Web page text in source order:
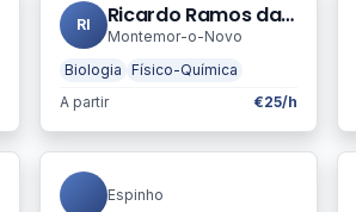
RI Ricardo Ramos da Silva
Montemor-o-Novo
Biologia Físico-Química
A partir
€25/h
Espinho